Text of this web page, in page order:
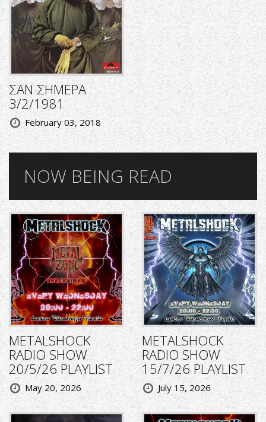
ΣΑΝ ΣΗΜΕΡΑ
3/2/1981
February 03, 2018
NOW BEING READ
METALSHOCK
RADIO SHOW
20/5/26 PLAYLIST
May 20, 2026
METALSHOCK
RADIO SHOW
15/7/26 PLAYLIST
July 15, 2026